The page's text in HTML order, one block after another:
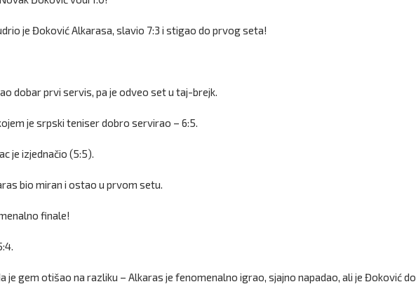
je Đoković Alkarasa, slavio 7:3 i stigao do prvog seta!
dobar prvi servis, pa je odveo set u taj-brejk.
je srpski teniser dobro servirao – 6:5.
je izjednačio (5:5).
bio miran i ostao u prvom setu.
finale!
je gem otišao na razliku – Alkaras je fenomenalno igrao, sjajno napadao, ali je Đoković